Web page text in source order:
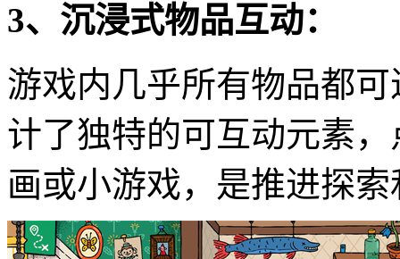
3、沉浸式物品互动：
游戏内几乎所有物品都
计了独特的可互动元素
画或小游戏，是推进探